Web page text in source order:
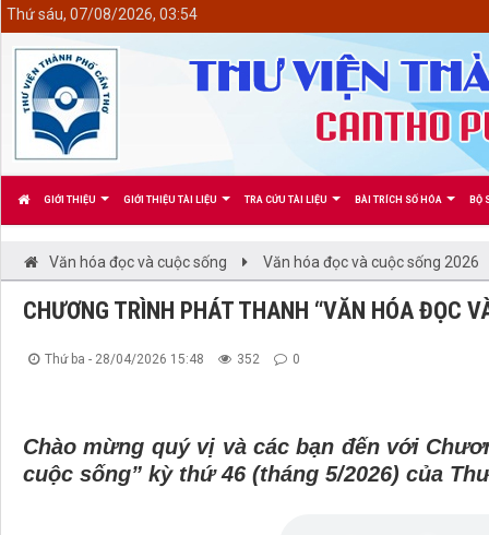
GIỚI THIỆU GIỚI THIỆU TÀI LIỆU TRA CỨU TÀI LIỆU BÀI TRÍCH SỐ HÓA BỘ
Thứ sáu, 07/08/2026, 03:54
Văn hóa đọc và cuộc sống Văn hóa đọc và cuộc sống 2026
CHƯƠNG TRÌNH PHÁT THANH “VĂN HÓA ĐỌC
Thứ ba - 28/04/2026 15:48 352 0
Chào mừng quý vị và các bạn đến với
cuộc sống” kỳ thứ 46 (tháng 5/2026) của
<